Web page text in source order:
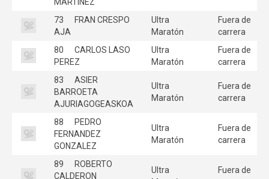
73
FRAN CRESPO
AJA
Ultra
Maratón
Fuera de
carrera
80
CARLOS LASO
PEREZ
Ultra
Maratón
Fuera de
carrera
83
ASIER
BARROETA
AJURIAGOGEASKOA
Ultra
Maratón
Fuera de
carrera
88
PEDRO
FERNANDEZ
GONZALEZ
Ultra
Maratón
Fuera de
carrera
89
ROBERTO
CALDERON
Ultra
Fuera de